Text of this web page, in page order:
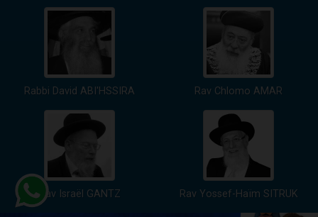
Rabbi David ABI'HSSIRA Rav Chlomo AMAR
Rav Israël GANTZ Rav Yossef-Haïm SITRUK